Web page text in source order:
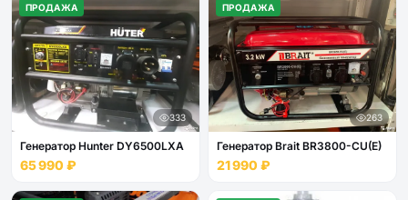
ПРОДАЖА
333
Генератор Hunter DY6500LXA
65 990 ₽
ПРОДАЖА
263
Генератор Brait BR3800-CU(E)
21 990 ₽